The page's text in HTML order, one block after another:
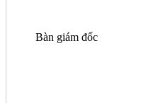
Bàn giám đốc